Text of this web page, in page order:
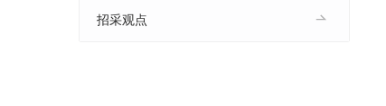
招采观点